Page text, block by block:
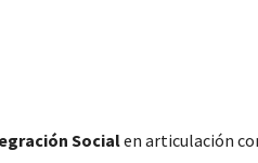
Socialen articulación